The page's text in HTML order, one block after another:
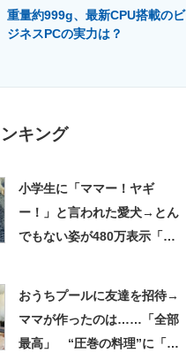
重量約999g、最新CPU搭載のビ
ジネスPCの実力は？
キング
小学生に「ママー！ヤギ
ー！」と言われた愛犬→とん
でもない姿が480万表示「ど
おうちプールに友達を招待→
ママが作ったのは……「全部
最高」 “圧巻の料理”に「う